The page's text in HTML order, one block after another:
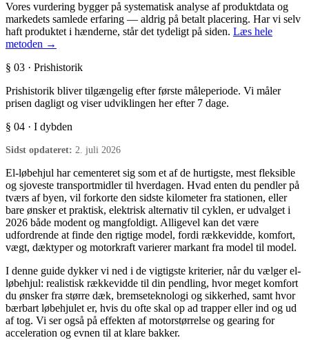
Vores vurdering bygger på systematisk analyse af produktdata og
markedets samlede erfaring — aldrig på betalt placering. Har vi selv
haft produktet i hænderne, står det tydeligt på siden. Læs hele
metoden →
§ 03 · Prishistorik
Prishistorik bliver tilgængelig efter første måleperiode. Vi måler
prisen dagligt og viser udviklingen her efter 7 dage.
§ 04 · I dybden
Sidst opdateret: 2. juli 2026
El-løbehjul har cementeret sig som et af de hurtigste, mest fleksible
og sjoveste transportmidler til hverdagen. Hvad enten du pendler på
tværs af byen, vil forkorte den sidste kilometer fra stationen, eller
bare ønsker et praktisk, elektrisk alternativ til cyklen, er udvalget i
2026 både modent og mangfoldigt. Alligevel kan det være
udfordrende at finde den rigtige model, fordi rækkevidde, komfort,
vægt, dæktyper og motorkraft varierer markant fra model til model.
I denne guide dykker vi ned i de vigtigste kriterier, når du vælger el-
løbehjul: realistisk rækkevidde til din pendling, hvor meget komfort
du ønsker fra større dæk, bremseteknologi og sikkerhed, samt hvor
bærbart løbehjulet er, hvis du ofte skal op ad trapper eller ind og ud
af tog. Vi ser også på effekten af motorstørrelse og gearing for
acceleration og evnen til at klare bakker.